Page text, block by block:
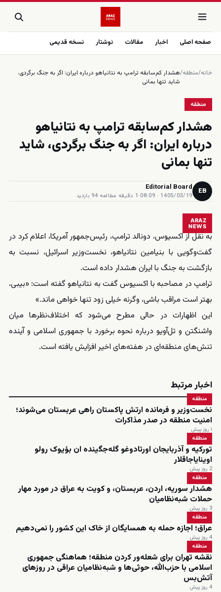
صفحه اصلی اخبار مقالات نوشتار نسخه قدیمی
خانه/منطقه/هشدار کم‌سابقه ترامپ به نتانیاهو درباره ایران: اگر به جنگ برگردی،
شاید تنها بمانی
منطقه
هشدار کم‌سابقه ترامپ به نتانیاهو
درباره ایران: اگر به جنگ برگردی، شاید
تنها بمانی
EB
Editorial Board
1405/03/19 · 08:09
·1 دقیقه مطالعه ·94 بازدید
ARAZ
NEWS
به نقل از اکسیوس، دونالد ترامپ، رئیس‌جمهور آمریکا، اعلام کرد در
گفت‌وگویی با بنیامین نتانیاهو، نخست‌وزیر اسرائیل، نسبت به
بازگشت به جنگ با ایران هشدار داده است.
ترامپ در مصاحبه با اکسیوس گفت به نتانیاهو گفته است: «بیبی،
بهتر است مراقب باشی، وگرنه خیلی زود تنها خواهی ماند.»
این اظهارات در حالی مطرح می‌شود که اختلاف‌نظرها میان
واشنگتن و تل‌آویو درباره نحوه برخورد با جمهوری اسلامی و آینده
تنش‌های منطقه‌ای در هفته‌های اخیر افزایش یافته است.
اخبار مرتبط
منطقه
نخست‌وزیر و فرمانده ارتش پاکستان راهی عربستان می‌شوند؛
امنیت منطقه در صدر مذاکرات
۱ روز پیش
منطقه
تورکیه و آذربایجان اورتادوغو گله‌جگینده ان بؤیوک رولو
اوینایاجاقلار
2 روز پیش
منطقه
هشدار سوریه، اردن، عربستان، و کویت به عراق در مورد مهار
حملات شبه‌نظامیان
3 روز پیش
منطقه
عراق؛ اجازه حمله به همسایگان از خاک این کشور را نمی‌دهیم
4 روز پیش
منطقه
نقشه تهران برای شعله‌ور کردن منطقه؛ هماهنگی جمهوری
اسلامی با حزب‌الله، حوثی‌ها و شبه‌نظامیان عراقی در روزهای
آتش‌بس
4 روز پیش